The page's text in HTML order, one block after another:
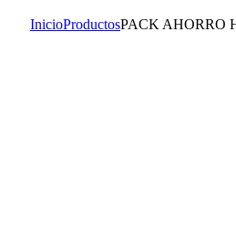
InicioProductosPACK AHORRO